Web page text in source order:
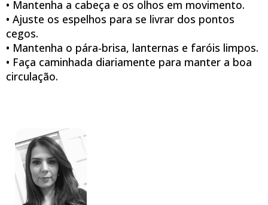
• Mantenha a cabeça e os olhos em movimento.
• Ajuste os espelhos para se livrar dos pontos
cegos.
• Mantenha o pára-brisa, lanternas e faróis limpos.
• Faça caminhada diariamente para manter a boa
circulação.